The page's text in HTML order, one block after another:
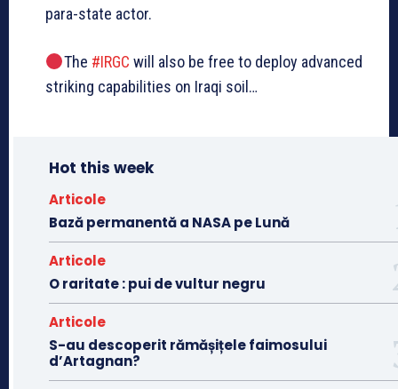
para-state actor.
The #IRGC will also be free to deploy advanced
striking capabilities on Iraqi soil…
Hot this week
Articole
Bază permanentă a NASA pe Lună
Articole
O raritate : pui de vultur negru
Articole
S-au descoperit rămășițele faimosului
d’Artagnan?